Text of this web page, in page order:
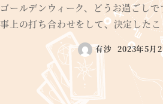
ゴールデンウィーク、どうお過ごし
事上の打ち合わせをして、決定した
有沙 2023年5月2